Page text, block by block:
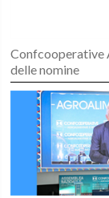
Confcooperative
delle nomine